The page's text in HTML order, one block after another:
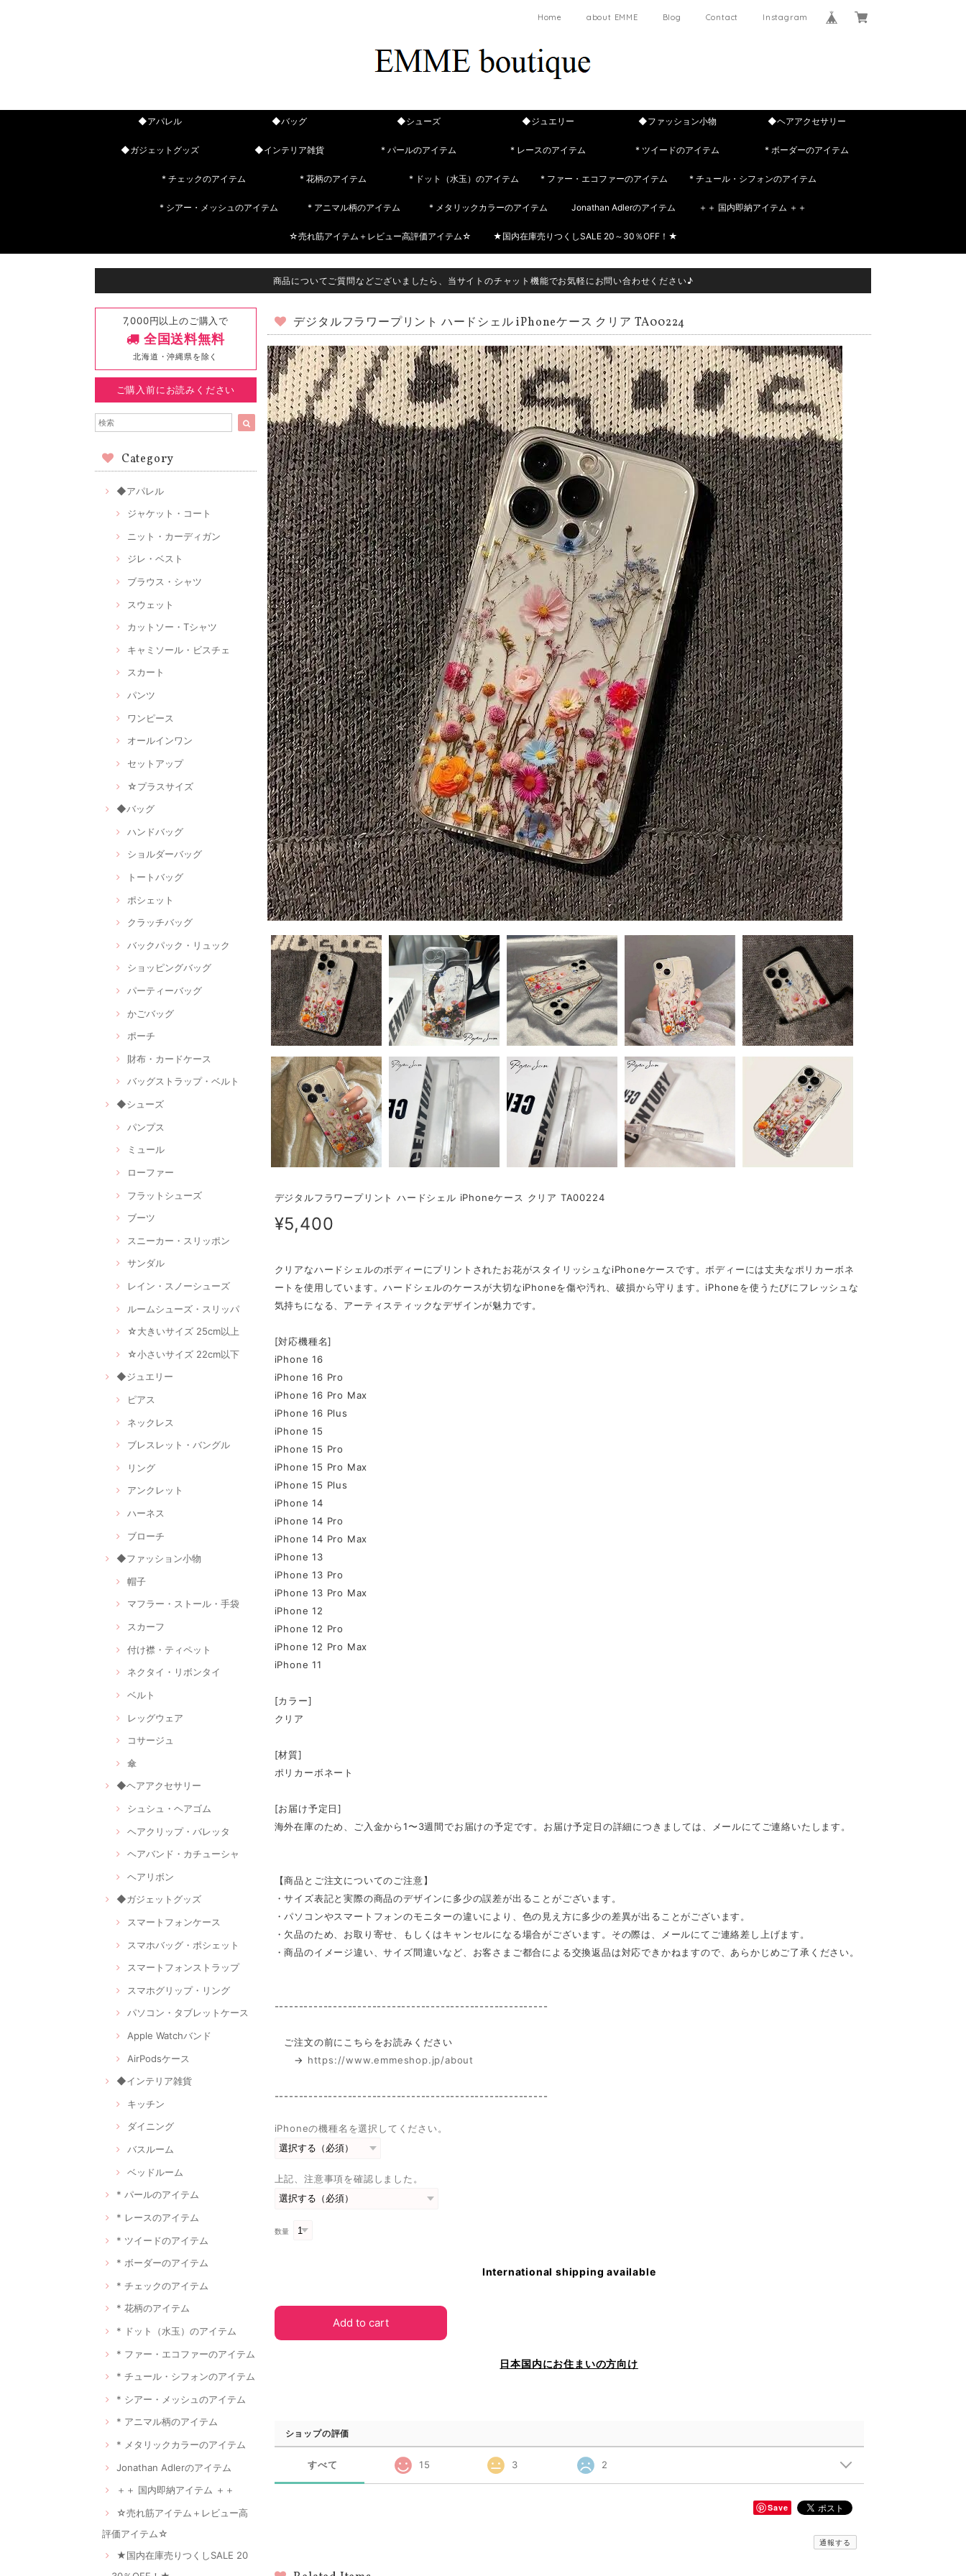
Home about EMME Blog Contact Instagram
◆アパレル ◆バッグ ◆シューズ ◆ジュエリー ◆ファッション小物 ◆ヘアアクセサリー
◆ガジェットグッズ ◆インテリア雑貨 * パールのアイテム * レースのアイテム * ツイードのアイテム * ボーダーのアイテム
* チェックのアイテム * 花柄のアイテム * ドット（水玉）のアイテム * ファー・エコファーのアイテム * チュール・シフォンのアイテム
* シアー・メッシュのアイテム * アニマル柄のアイテム * メタリックカラーのアイテム Jonathan Adlerのアイテム ＋＋ 国内即納アイテム ＋＋
☆売れ筋アイテム＋レビュー高評価アイテム☆ ★国内在庫売りつくしSALE 20～30％OFF！★
商品についてご質問などございましたら、当サイトのチャット機能でお気軽にお問い合わせください♪
7,000円以上のご購入で
全国送料無料
北海道・沖縄県を除く
ご購入前にお読みください
Category
◆アパレル
ジャケット・コート
ニット・カーディガン
ジレ・ベスト
ブラウス・シャツ
スウェット
カットソー・Tシャツ
キャミソール・ビスチェ
スカート
パンツ
ワンピース
オールインワン
セットアップ
☆プラスサイズ
◆バッグ
ハンドバッグ
ショルダーバッグ
トートバッグ
ポシェット
クラッチバッグ
バックパック・リュック
ショッピングバッグ
パーティーバッグ
かごバッグ
ポーチ
財布・カードケース
バッグストラップ・ベルト
◆シューズ
パンプス
ミュール
ローファー
フラットシューズ
ブーツ
スニーカー・スリッポン
サンダル
レイン・スノーシューズ
ルームシューズ・スリッパ
☆大きいサイズ 25cm以上
☆小さいサイズ 22cm以下
◆ジュエリー
ピアス
ネックレス
ブレスレット・バングル
リング
アンクレット
ハーネス
ブローチ
◆ファッション小物
帽子
マフラー・ストール・手袋
スカーフ
付け襟・ティペット
ネクタイ・リボンタイ
ベルト
レッグウェア
コサージュ
傘
◆ヘアアクセサリー
シュシュ・ヘアゴム
ヘアクリップ・バレッタ
ヘアバンド・カチューシャ
ヘアリボン
◆ガジェットグッズ
スマートフォンケース
スマホバッグ・ポシェット
スマートフォンストラップ
スマホグリップ・リング
パソコン・タブレットケース
Apple Watchバンド
AirPodsケース
◆インテリア雑貨
キッチン
ダイニング
バスルーム
ベッドルーム
* パールのアイテム
* レースのアイテム
* ツイードのアイテム
* ボーダーのアイテム
* チェックのアイテム
* 花柄のアイテム
* ドット（水玉）のアイテム
* ファー・エコファーのアイテム
* チュール・シフォンのアイテム
* シアー・メッシュのアイテム
* アニマル柄のアイテム
* メタリックカラーのアイテム
Jonathan Adlerのアイテム
＋＋ 国内即納アイテム ＋＋
☆売れ筋アイテム＋レビュー高
評価アイテム☆
★国内在庫売りつくしSALE 20
デジタルフラワープリント ハードシェル iPhoneケース クリア TA00224
デジタルフラワープリント ハードシェル iPhoneケース クリア TA00224
¥5,400
クリアなハードシェルのボディーにプリントされたお花がスタイリッシュなiPhoneケースです。ボディーには丈夫なポリカーボネ
ートを使用しています。ハードシェルのケースが大切なiPhoneを傷や汚れ、破損から守ります。iPhoneを使うたびにフレッシュな
気持ちになる、アーティスティックなデザインが魅力です。
[対応機種名]
iPhone 16
iPhone 16 Pro
iPhone 16 Pro Max
iPhone 16 Plus
iPhone 15
iPhone 15 Pro
iPhone 15 Pro Max
iPhone 15 Plus
iPhone 14
iPhone 14 Pro
iPhone 14 Pro Max
iPhone 13
iPhone 13 Pro
iPhone 13 Pro Max
iPhone 12
iPhone 12 Pro
iPhone 12 Pro Max
iPhone 11
[カラー]
クリア
[材質]
ポリカーボネート
[お届け予定日]
海外在庫のため、ご入金から1〜3週間でお届けの予定です。お届け予定日の詳細につきましては、メールにてご連絡いたします。
【商品とご注文についてのご注意】
・サイズ表記と実際の商品のデザインに多少の誤差が出ることがございます。
・パソコンやスマートフォンのモニターの違いにより、色の見え方に多少の差異が出ることがございます。
・欠品のため、お取り寄せ、もしくはキャンセルになる場合がございます。その際は、メールにてご連絡差し上げます。
・商品のイメージ違い、サイズ間違いなど、お客さまご都合による交換返品は対応できかねますので、あらかじめご了承ください。
--------------------------------------------------------
ご注文の前にこちらをお読みください
→ https://www.emmeshop.jp/about
--------------------------------------------------------
iPhoneの機種名を選択してください。
上記、注意事項を確認しました。
数量
International shipping available
Add to cart
日本国内にお住まいの方向け
ショップの評価
すべて 15 3 2
Save
通報する